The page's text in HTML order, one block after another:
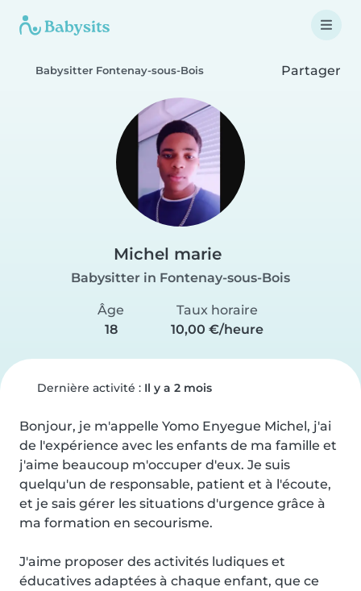
Babysitter Fontenay-sous-Bois Partager
Michel marie
Babysitter in Fontenay-sous-Bois
Âge
18
Taux horaire
10,00 €/heure
Dernière activité : Il y a 2 mois
Bonjour, je m'appelle Yomo Enyegue Michel, j'ai
de l'expérience avec les enfants de ma famille et
j'aime beaucoup m'occuper d'eux. Je suis
quelqu'un de responsable, patient et à l'écoute,
et je sais gérer les situations d'urgence grâce à
ma formation en secourisme.
J'aime proposer des activités ludiques et
éducatives adaptées à chaque enfant, que ce